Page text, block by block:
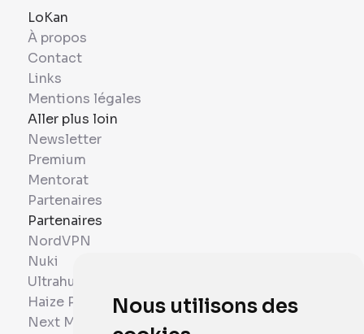
Nous utilisons des
LoKan
À propos
Contact
Links
Mentions légales
Aller plus loin
Newsletter
Premium
Mentorat
Partenaires
Partenaires
NordVPN
Nuki
Ultrahuman
Haize Project
Next Mobiles